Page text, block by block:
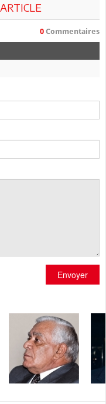
0 Commentaires
Envoyer